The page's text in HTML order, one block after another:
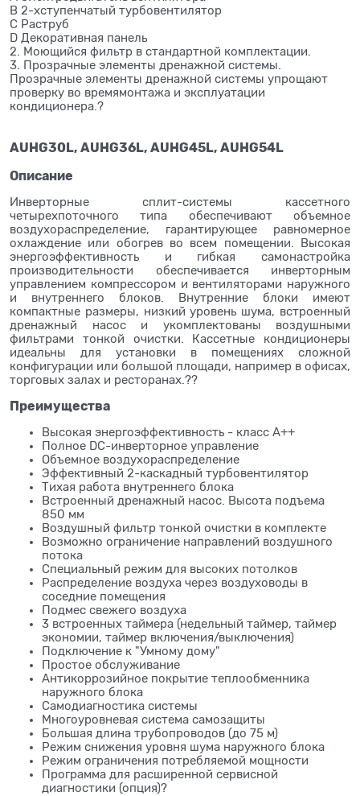
B 2-хступенчатый турбовентилятор
C Раструб
D Декоративная панель
2. Моющийся фильтр в стандартной комплектации.
3. Прозрачные элементы дренажной системы.
Прозрачные элементы дренажной системы упрощают
проверку во времямонтажа и эксплуатации
кондиционера.?
AUHG30L, AUHG36L, AUHG45L, AUHG54L
Описание
Инверторные сплит-системы кассетного
четырехпоточного типа обеспечивают объемное
воздухораспределение, гарантирующее равномерное
охлаждение или обогрев во всем помещении. Высокая
энергоэффективность и гибкая самонастройка
производительности обеспечивается инверторным
управлением компрессором и вентиляторами наружного
и внутреннего блоков. Внутренние блоки имеют
компактные размеры, низкий уровень шума, встроенный
дренажный насос и укомплектованы воздушными
фильтрами тонкой очистки. Кассетные кондиционеры
идеальны для установки в помещениях сложной
конфигурации или большой площади, например в офисах,
торговых залах и ресторанах.??
Преимущества
Высокая энергоэффективность - класс A++
Полное DC-инверторное управление
Объемное воздухораспределение
Эффективный 2-каскадный турбовентилятор
Тихая работа внутреннего блока
Встроенный дренажный насос. Высота подъема
850 мм
Воздушный фильтр тонкой очистки в комплекте
Возможно ограничение направлений воздушного
потока
Специальный режим для высоких потолков
Распределение воздуха через воздуховоды в
соседние помещения
Подмес свежего воздуха
3 встроенных таймера (недельный таймер, таймер
экономии, таймер включения/выключения)
Подключение к "Умному дому"
Простое обслуживание
Антикоррозийное покрытие теплообменника
наружного блока
Самодиагностика системы
Многоуровневая система самозащиты
Большая длина трубопроводов (до 75 м)
Режим снижения уровня шума наружного блока
Режим ограничения потребляемой мощности
Программа для расширенной сервисной
диагностики (опция)?